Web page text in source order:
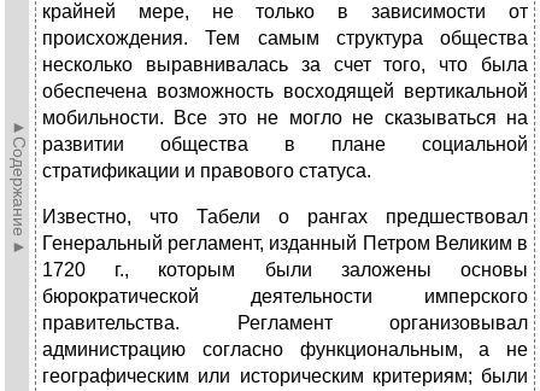
►Содержание►
крайней мере, не только в зависимости от
происхождения. Тем самым структура общества
несколько выравнивалась за счет того, что была
обеспечена возможность восходящей вертикальной
мобильности. Все это не могло не сказываться на
развитии общества в плане социальной
стратификации и правового статуса.
Известно, что Табели о рангах предшествовал
Генеральный регламент, изданный Петром Великим в
1720 г., которым были заложены основы
бюрократической деятельности имперского
правительства. Регламент организовывал
администрацию согласно функциональным, а не
географическим или историческим критериям; были